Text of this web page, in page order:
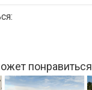
понравиться